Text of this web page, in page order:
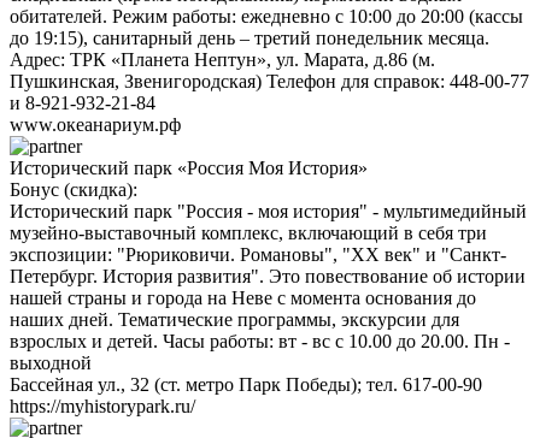
обитателей. Режим работы: ежедневно с 10:00 до 20:00 (кассы
до 19:15), санитарный день – третий понедельник месяца.
Адрес: ТРК «Планета Нептун», ул. Марата, д.86 (м.
Пушкинская, Звенигородская) Телефон для справок: 448-00-77
и 8-921-932-21-84
www.океанариум.рф
Исторический парк «Россия Моя История»
Бонус (скидка):
Исторический парк "Россия - моя история" - мультимедийный
музейно-выставочный комплекс, включающий в себя три
экспозиции: "Рюриковичи. Романовы", "ХХ век" и "Санкт-
Петербург. История развития". Это повествование об истории
нашей страны и города на Неве с момента основания до
наших дней. Тематические программы, экскурсии для
взрослых и детей. Часы работы: вт - вс с 10.00 до 20.00. Пн -
выходной
Бассейная ул., 32 (ст. метро Парк Победы); тел. 617-00-90
https://myhistorypark.ru/